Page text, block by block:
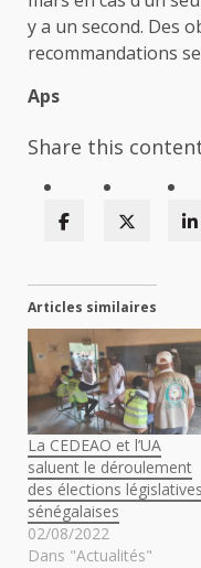
y a un second. Des
recommandations
Aps
Share this
Articles similaires
La CEDEAO et l’UA
saluent le déroulement
des élections législatives
sénégalaises
02/08/2022
Dans "Actualités"